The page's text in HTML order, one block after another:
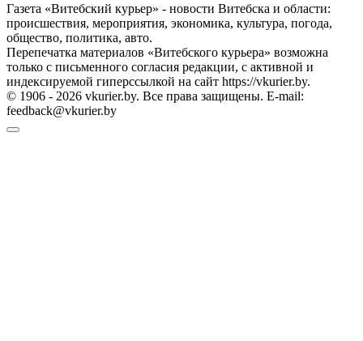
Газета «Витебский курьер» - новости Витебска и области:
происшествия, мероприятия, экономика, культура, погода,
общество, политика, авто.
Перепечатка материалов «Витебского курьера» возможна
только с письменного согласия редакции, с активной и
индексируемой гиперссылкой на сайт https://vkurier.by.
© 1906 - 2026 vkurier.by. Все права защищены. E-mail:
feedback@vkurier.by